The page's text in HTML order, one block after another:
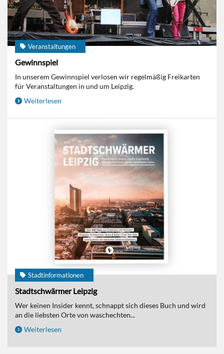
Veranstaltungen
Gewinnspiel
In unserem Gewinnspiel verlosen wir regelmäßig Freikarten
für Veranstaltungen in und um Leipzig.
Weiterlesen
Stadtinformationen
Stadtschwärmer Leipzig
Wer keinen Insider kennt, schnappt sich dieses Buch und wird
an die liebsten Orte von waschechten...
Weiterlesen